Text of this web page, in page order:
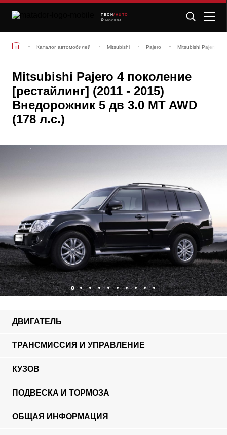
TECH /AUTO
МОСКВА
Каталог автомобилей Mitsubishi Pajero Mitsubishi Pajero 4
Mitsubishi Pajero 4 поколение
[рестайлинг] (2011 - 2015)
Внедорожник 5 дв 3.0 MT AWD
(178 л.с.)
ДВИГАТЕЛЬ
ТРАНСМИССИЯ И УПРАВЛЕНИЕ
КУЗОВ
ПОДВЕСКА И ТОРМОЗА
ОБЩАЯ ИНФОРМАЦИЯ